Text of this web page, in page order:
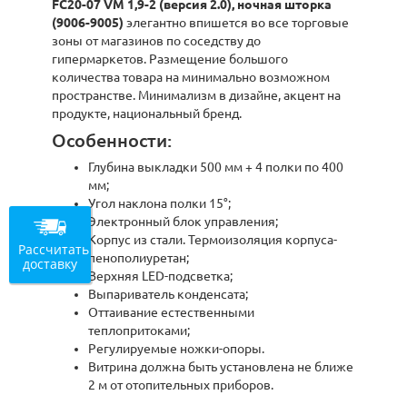
FC20-07 VM 1,9-2 (версия 2.0), ночная шторка
(9006-9005) элегантно впишется во все торговые
зоны от магазинов по соседству до
гипермаркетов. Размещение большого
количества товара на минимально возможном
пространстве. Минимализм в дизайне, акцент на
продукте, национальный бренд.
Особенности:
Глубина выкладки 500 мм + 4 полки по 400
мм;
Угол наклона полки 15°;
Электронный блок управления;
Корпус из стали. Термоизоляция корпуса-
пенополиуретан;
Верхняя LED-подсветка;
Выпариватель конденсата;
Оттаивание естественными
теплопритоками;
Регулируемые ножки-опоры.
Витрина должна быть установлена не ближе
2 м от отопительных приборов.
Рассчитать
доставку